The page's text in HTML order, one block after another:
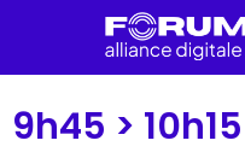
9h45 > 10h15